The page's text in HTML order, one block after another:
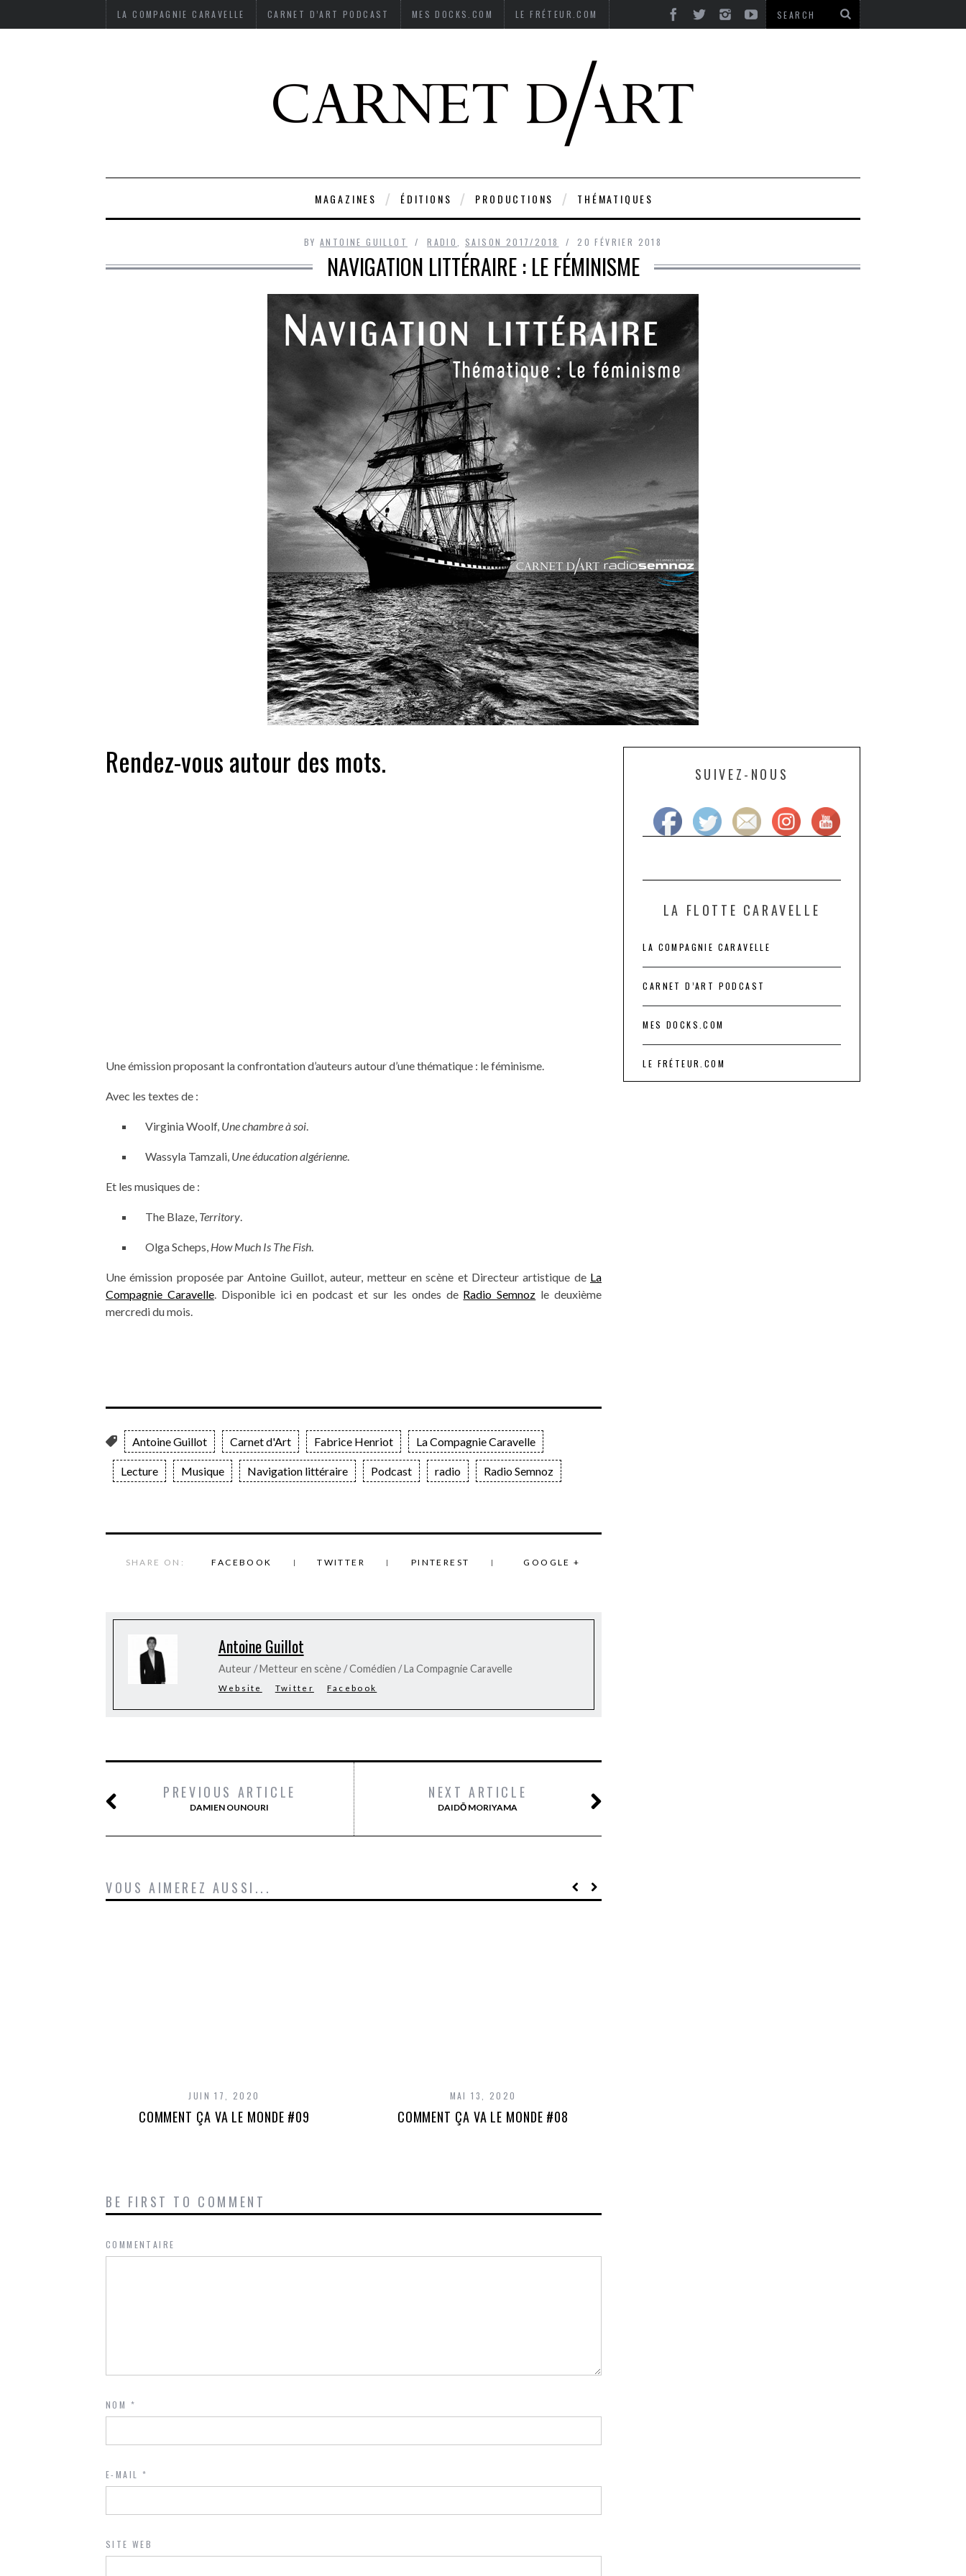
LA COMPAGNIE CARAVELLE CARNET D’ART PODCAST MES DOCKS.COM LE FRÉTEUR.COM
MAGAZINES ÉDITIONS PRODUCTIONS THÉMATIQUES
BY ANTOINE GUILLOT RADIO SAISON 2017/2018 20 FÉVRIER 2018
NAVIGATION LITTÉRAIRE : LE FÉMINISME
Rendez-vous autour des mots.
Une émission proposant la confrontation d’auteurs autour d’une thématique : le féminisme.
Avec les textes de :
Virginia Woolf, Une chambre à soi.
Wassyla Tamzali, Une éducation algérienne.
Et les musiques de :
The Blaze, Territory.
Olga Scheps, How Much Is The Fish.
Une émission proposée par Antoine Guillot, auteur, metteur en scène et Directeur artistique de La
Compagnie Caravelle. Disponible ici en podcast et sur les ondes de Radio Semnoz le deuxième
mercredi du mois.
Antoine Guillot Carnet d'Art Fabrice Henriot La Compagnie Caravelle
Lecture Musique Navigation littéraire Podcast radio Radio Semnoz
SHARE ON: FACEBOOK TWITTER PINTEREST GOOGLE +
Antoine Guillot
Auteur / Metteur en scène / Comédien / La Compagnie Caravelle
Website Twitter Facebook
PREVIOUS ARTICLE
DAMIEN OUNOURI
NEXT ARTICLE
DAIDŌ MORIYAMA
VOUS AIMEREZ AUSSI...
JUIN 17, 2020
COMMENT ÇA VA LE MONDE #09
MAI 13, 2020
COMMENT ÇA VA LE MONDE #08
BE FIRST TO COMMENT
COMMENTAIRE
NOM *
E-MAIL *
SITE WEB
SUIVEZ-NOUS
LA FLOTTE CARAVELLE
LA COMPAGNIE CARAVELLE
CARNET D’ART PODCAST
MES DOCKS.COM
LE FRÉTEUR.COM